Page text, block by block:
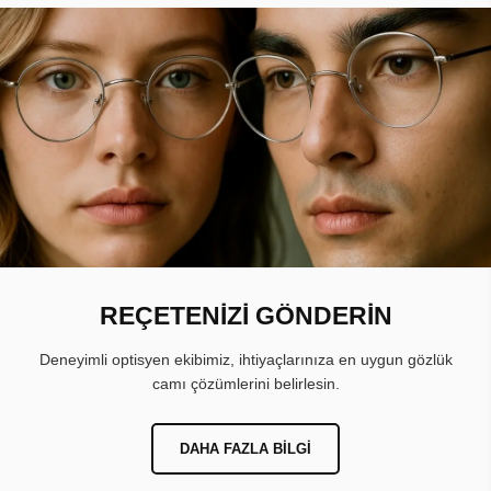
REÇETENİZİ GÖNDERİN
Deneyimli optisyen ekibimiz, ihtiyaçlarınıza en uygun gözlük
camı çözümlerini belirlesin.
DAHA FAZLA BILGI